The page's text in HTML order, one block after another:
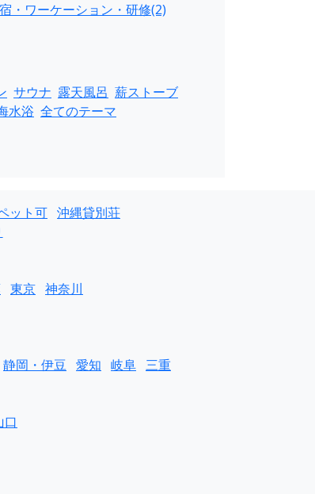
・ワーケーション・研修(2)
サウナ 露天風呂 薪ストーブ
水浴 全てのテーマ
ット可 沖縄貸別荘
東京 神奈川
静岡・伊豆 愛知 岐阜 三重
口